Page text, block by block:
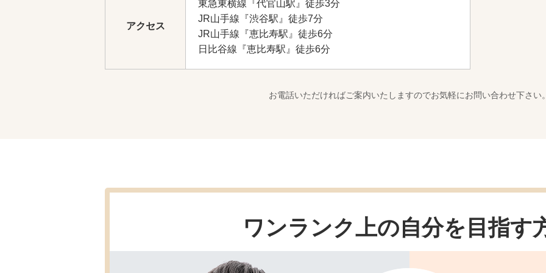
アクセス
東急東横線『代官山駅』徒歩3分
JR山手線『渋谷駅』徒歩7分
JR山手線『恵比寿駅』徒歩6分
日比谷線『恵比寿駅』徒歩6分
お電話いただければご案内いたしますのでお気軽にお問い合わせ下さい
ワンランク上の自分を 目指す